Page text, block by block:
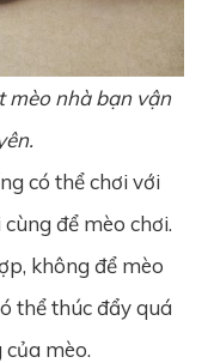
mèo nhà bạn vận
có thể chơi với
để mèo chơi.
không để mèo
thể thúc đẩy quá
mèo.